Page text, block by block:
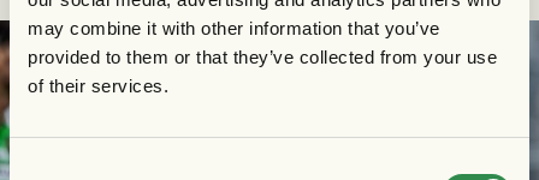
may combine it with other information that you’ve
provided to them or that they’ve collected from your use
of their services.
Consent